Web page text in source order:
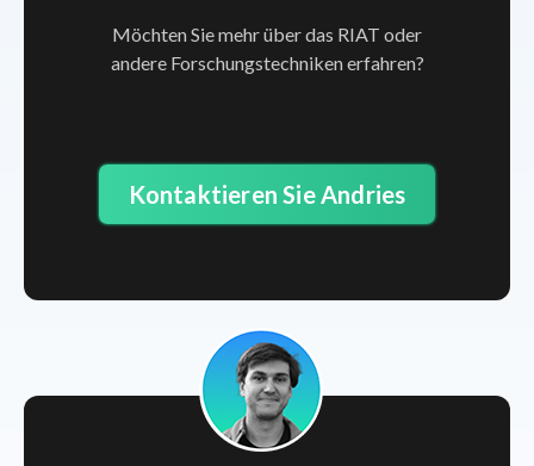
Möchten Sie mehr über das RIAT oder
andere Forschungstechniken erfahren?
Kontaktieren Sie Andries